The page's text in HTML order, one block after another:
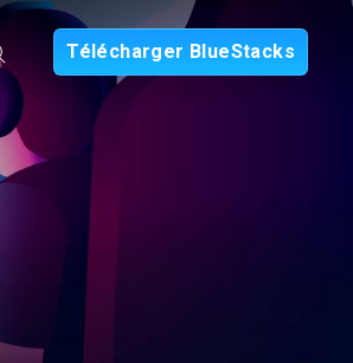
Télécharger BlueStacks